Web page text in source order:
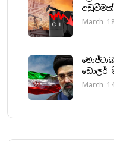
අඩුවීමක්
March
ඩොලර්
March